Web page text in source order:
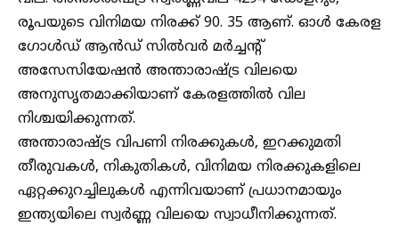
രൂപയുടെ വിനിമയ നിരക്ക് 90. 35 ആണ്. ഓൾ കേരള
ഗോൾഡ് ആൻഡ് സിൽവർ മർച്ചന്റ്
അസേസിയേഷൻ അന്താരാഷ്ട്ര വിലയെ
അനുസൃതമാക്കിയാണ് കേരളത്തിൽ വില
നിശ്ചയിക്കുന്നത്.
അന്താരാഷ്ട്ര വിപണി നിരക്കുകൾ, ഇറക്കുമതി
തീരുവകൾ, നികുതികൾ, വിനിമയ നിരക്കുകളിലെ
ഏറ്റക്കുറച്ചിലുകൾ എന്നിവയാണ് പ്രധാനമായും
ഇന്ത്യയിലെ സ്വർണ്ണ വിലയെ സ്വാധീനിക്കുന്നത്.